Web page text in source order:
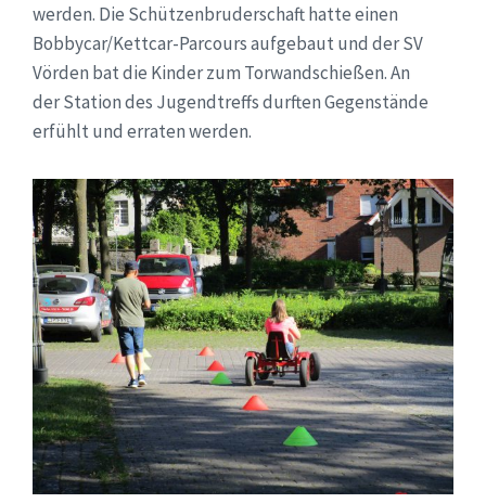
werden. Die Schützenbruderschaft hatte einen
Bobbycar/Kettcar-Parcours aufgebaut und der SV
Vörden bat die Kinder zum Torwandschießen. An
der Station des Jugendtreffs durften Gegenstände
erfühlt und erraten werden.